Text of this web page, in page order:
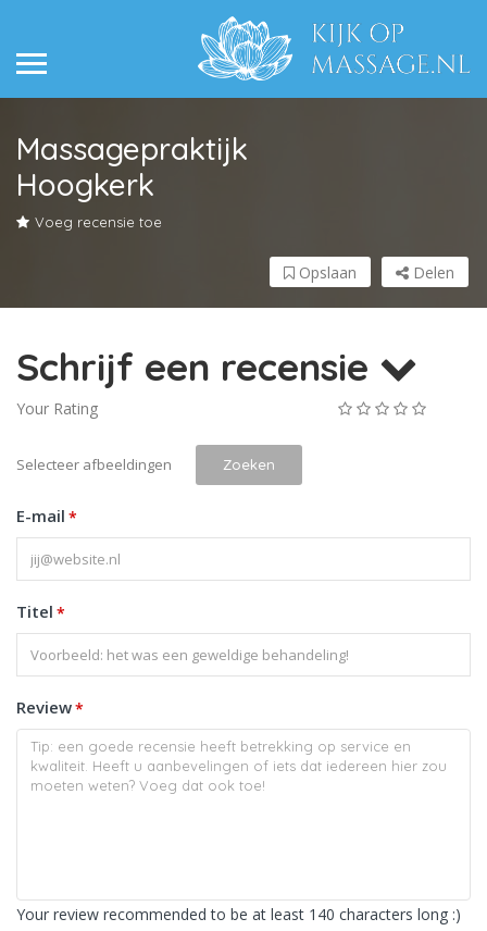
Massagepraktijk
Hoogkerk
Voeg recensie toe
Delen
Opslaan
Schrijf een recensie
Your Rating
Selecteer afbeeldingen Zoeken
E-mail *
Titel *
Review*
Your review recommended to be at least 140 characters long :)